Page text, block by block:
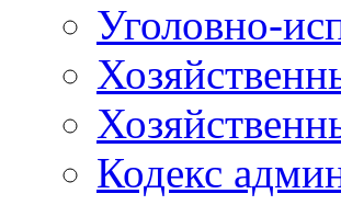
Уголовно-
Кодекс